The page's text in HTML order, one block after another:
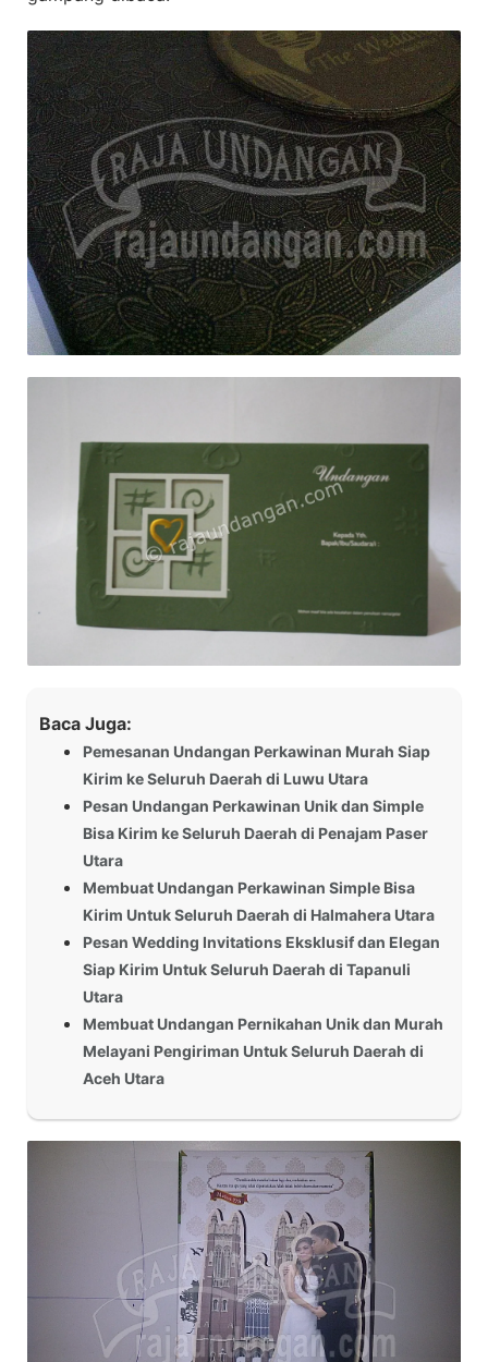
Baca Juga:
Pemesanan Undangan Perkawinan Murah Siap
Kirim ke Seluruh Daerah di Luwu Utara
Pesan Undangan Perkawinan Unik dan Simple
Bisa Kirim ke Seluruh Daerah di Penajam Paser
Utara
Membuat Undangan Perkawinan Simple Bisa
Kirim Untuk Seluruh Daerah di Halmahera Utara
Pesan Wedding Invitations Eksklusif dan Elegan
Siap Kirim Untuk Seluruh Daerah di Tapanuli
Utara
Membuat Undangan Pernikahan Unik dan Murah
Melayani Pengiriman Untuk Seluruh Daerah di
Aceh Utara